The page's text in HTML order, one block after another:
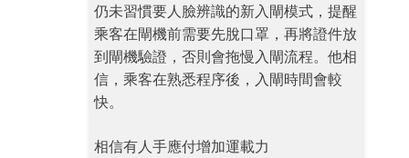
仍未習慣要人臉辨識的新入閘模式，提醒
乘客在閘機前需要先脫口罩，再將證件放
到閘機驗證，否則會拖慢入閘流程。他相
信，乘客在熟悉程序後，入閘時間會較
快。
相信有人手應付增加運載力